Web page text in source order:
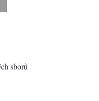
sborů